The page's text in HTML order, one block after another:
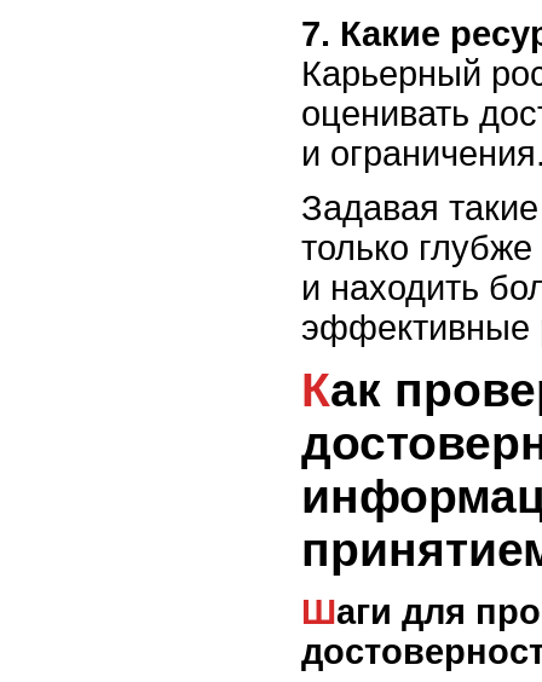
7. Какие
Карьерный
оценивать
и
Задавая
только
и находить
эффективные
Как проверять
Шаги для проверки